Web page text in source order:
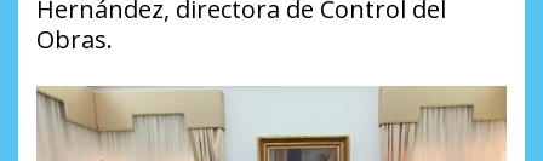
Hernández, directora de Control del
Obras.